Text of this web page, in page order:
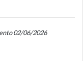
02/06/2026